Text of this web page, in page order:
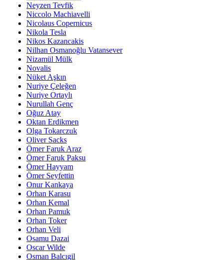
Neyzen Tevfik
Niccolo Machiavelli
Nicolaus Copernicus
Nikola Tesla
Nikos Kazancakis
Nilhan Osmanoğlu Vatansever
Nizamül Mülk
Novalis
Nüket Aşkın
Nuriye Çeleğen
Nuriye Ortaylı
Nurullah Genç
Oğuz Atay
Oktan Erdikmen
Olga Tokarczuk
Oliver Sacks
Ömer Faruk Araz
Ömer Faruk Paksu
Ömer Hayyam
Ömer Seyfettin
Onur Kankaya
Orhan Karasu
Orhan Kemal
Orhan Pamuk
Orhan Toker
Orhan Veli
Osamu Dazai
Oscar Wilde
Osman Balcıgil